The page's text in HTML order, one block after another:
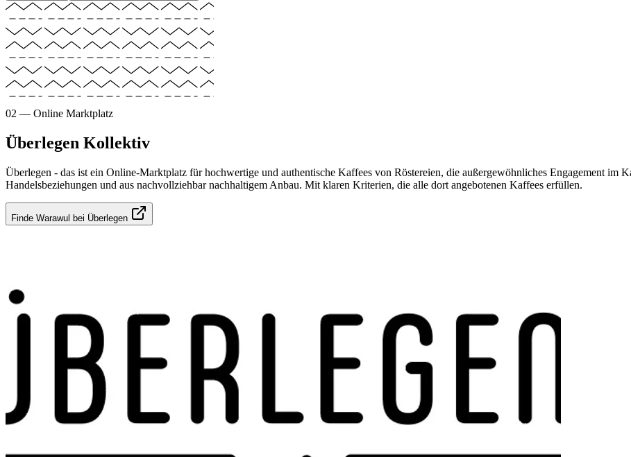
02 — Online Marktplatz
Überlegen Kollektiv
Überlegen - das ist ein Online-Marktplatz für hochwertige und authentische Kaffees von Röstereien, die außergewöhnliches Engagement im
Handelsbeziehungen und aus nachvollziehbar nachhaltigem Anbau. Mit klaren Kriterien, die alle dort angebotenen Kaffees erfüllen.
Finde Warawul bei Überlegen